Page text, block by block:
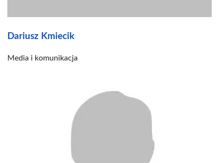
Dariusz Kmiecik
Media i komunikacja